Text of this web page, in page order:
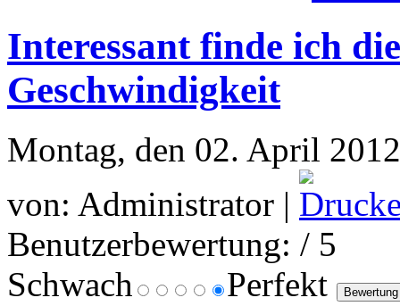
Interessant finde ich
Geschwindigkeit
Montag, den 02. April
von: Administrator |
Benutzerbewertung: / 5
Schwach
Perfekt